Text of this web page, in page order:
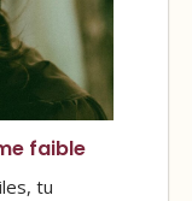
faible
tu